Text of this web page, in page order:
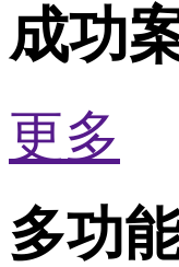
成功
更多
多功